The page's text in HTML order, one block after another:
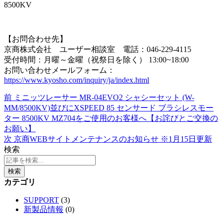
8500KV
【お問合わせ先】
京商株式会社 ユーザー相談室 電話：046-229-4115
受付時間：月曜～金曜（祝祭日を除く） 13:00~18:00
お問い合わせメールフォーム：
https://www.kyosho.com/inquiry/ja/index.html
前 ミニッツレーサー MR-04EVO2 シャシーセット (W-
MM/8500KV)並びにXSPEED 85 センサード ブラシレスモー
ター 8500KV MZ704をご使用のお客様へ【お詫びとご交換の
お願い】
次 京商WEBサイトメンテナンスのお知らせ ※1月15日更新
検索
検索
カテゴリ
SUPPORT (3)
新製品情報 (0)